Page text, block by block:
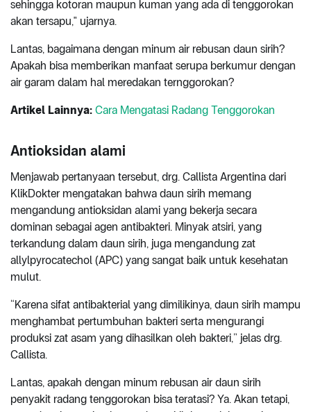
sehingga kotoran maupun kuman yang ada di tenggorokan
akan tersapu," ujarnya.
Lantas, bagaimana dengan minum air rebusan daun sirih?
Apakah bisa memberikan manfaat serupa berkumur dengan
air garam dalam hal meredakan ternggorokan?
Artikel Lainnya: Cara Mengatasi Radang Tenggorokan
Antioksidan alami
Menjawab pertanyaan tersebut, drg. Callista Argentina dari
KlikDokter mengatakan bahwa daun sirih memang
mengandung antioksidan alami yang bekerja secara
dominan sebagai agen antibakteri. Minyak atsiri, yang
terkandung dalam daun sirih, juga mengandung zat
allylpyrocatechol (APC) yang sangat baik untuk kesehatan
mulut.
“Karena sifat antibakterial yang dimilikinya, daun sirih mampu
menghambat pertumbuhan bakteri serta mengurangi
produksi zat asam yang dihasilkan oleh bakteri,” jelas drg.
Callista.
Lantas, apakah dengan minum rebusan air daun sirih
penyakit radang tenggorokan bisa teratasi? Ya. Akan tetapi,